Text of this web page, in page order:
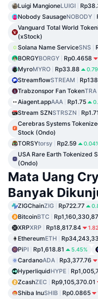
Luigi MangioneLUIGI
Nobody SausageNOBODY
Vanguard Total World
(xStock)
Solana Name ServiceSNS
BORGYBORGY Rp0.4658
MyroMYRO Rp33.88
StreamflowSTREAM
Trabzonspor Fan TokenTRA
Aiagent.appAAA Rp1.75
Stream SZNSTRSZN
Cerebras Systems
Stock (Ondo)
TORSYtorsy Rp2.59
USA Rare Earth Tokenized
(Ondo)
Mata Uang
Banyak
ZIGChainZIG Rp722.77
BitcoinBTC
XRPXRP Rp18,817.84
EthereumETH
PiPI Rp1,618.81 5.45%
CardanoADA Rp3,377.76
HyperliquidHYPE
ZcashZEC Rp9,105,370.01
Shiba InuSHIB Rp0.0865